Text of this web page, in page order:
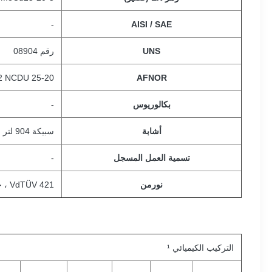
AISI / SAE
-
UNS رقم 08904
AFNOR
NCDU 25-20
بكالوريوس -
أشابة سبيكة 904 لتر
تسمية العمل المسجل -
نورمن VdTÜV 421 ، خياطة 400
التركيب الكيميائي ¹